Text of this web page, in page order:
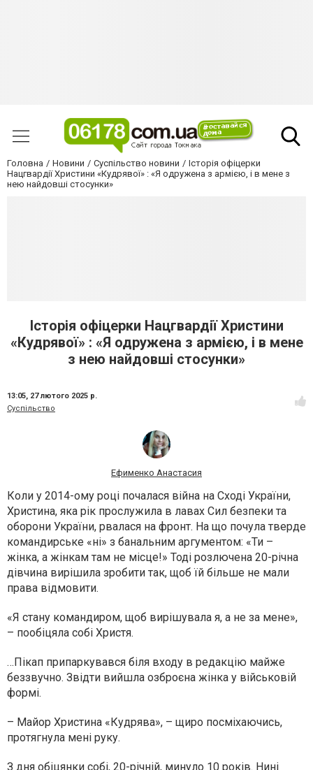
Головна Новини Суспільство новини
Історія офіцерки
Нацгвардії Христини «Кудрявої» : «Я одружена з армією, і в мене з
нею найдовші стосунки»
Історія офіцерки Нацгвардії Христини
«Кудрявої» : «Я одружена з армією, і в мене
з нею найдовші стосунки»
13:05, 27 лютого 2025 р.
Суспільство
Ефименко Анастасия
Коли у 2014-ому році почалася війна на Сході України,
Христина, яка рік прослужила в лавах Сил безпеки та
оборони України, рвалася на фронт. На що почула тверде
командирське «ні» з банальним аргументом: «Ти –
жінка, а жінкам там не місце!» Тоді розлючена 20-річна
дівчина вирішила зробити так, щоб їй більше не мали
права відмовити.
«Я стану командиром, щоб вирішувала я, а не за мене»,
– пообіцяла собі Христя.
…Пікап припаркувався біля входу в редакцію майже
беззвучно. Звідти вийшла озброєна жінка у військовій
формі.
– Майор Христина «Кудрява», – щиро посміхаючись,
протягнула мені руку.
З дня обіцянки собі, 20-річній, минуло 10 років. Нині